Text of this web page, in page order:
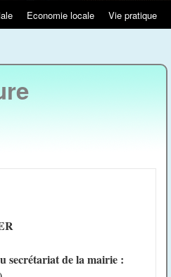
Economie locale Vie pratique
secrétariat de la mairie :